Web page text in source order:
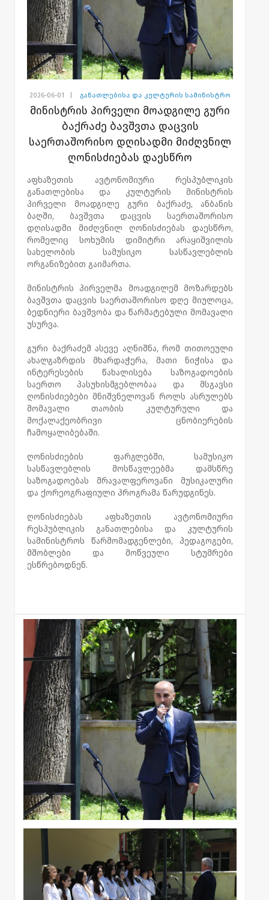
2026-06-01 განათლებისა და კულტურის სამინისტრო
მინისტრის პირველი მოადგილე გური
ბაქრაძე ბავშვთა დაცვის
საერთაშორისო დღისადმი მიძღვნილ
ღონისძიებას დაესწრო
აფხაზეთის ავტონომიური რესპუბლიკის
განათლებისა და კულტურის მინისტრის
პირველი მოადგილე გური ბაქრაძე, ანბანის
ბაღში, ბავშვთა დაცვის საერთაშორისო
დღისადმი მიძღვნილ ღონისძიებას დაესწრო,
რომელიც სოხუმის დიმიტრი არაყიშვილის
სახელობის სამუსიკო სასწავლებლის
ორგანიზებით გაიმართა.
მინისტრის პირველმა მოადგილემ მოზარდებს
ბავშვთა დაცვის საერთაშორისო დღე მიულოცა,
ბედნიერი ბავშვობა და წარმატებული მომავალი
უსურვა.
გური ბაქრაძემ ასევე აღნიშნა, რომ თითოეული
ახალგაზრდის მხარდაჭერა, მათი ნიჭისა და
ინტერესების წახალისება საზოგადოების
საერთო პასუხისმგებლობაა და მსგავსი
ღონისძიებები მნიშვნელოვან როლს ასრულებს
მომავალი თაობის კულტურული და
მოქალაქეობრივი ცნობიერების
ჩამოყალიბებაში.
ღონისძიების ფარგლებში, სამუსიკო
სასწავლებლის მოსწავლეებმა დამსწრე
საზოგადოებას მრავალფეროვანი მუსიკალური
და ქორეოგრაფიული პროგრამა წარუდგინეს.
ღონისძიებას აფხაზეთის ავტონომიური
რესპუბლიკის განათლებისა და კულტურის
სამინისტროს წარმომადგენლები, პედაგოგები,
მშობლები და მოწვეული სტუმრები
ესწრებოდნენ.